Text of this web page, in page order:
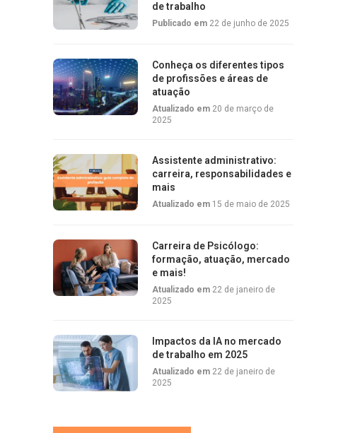
de trabalho
Publicado em 22 de junho de 2025
Conheça os diferentes tipos
de profissões e áreas de
atuação
Atualizado em 20 de março de
2025
Assistente administrativo:
carreira, responsabilidades e
mais
Atualizado em 15 de maio de 2025
Carreira de Psicólogo:
formação, atuação, mercado
e mais!
Atualizado em 22 de janeiro de
2025
Impactos da IA no mercado
de trabalho em 2025
Atualizado em 22 de janeiro de
2025